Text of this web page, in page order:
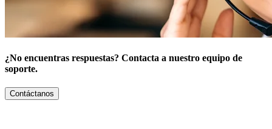
¿No encuentras respuestas? Contacta a nuestro equipo de
soporte.
Contáctanos